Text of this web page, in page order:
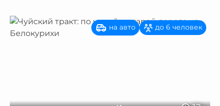
на авто до 6 человек